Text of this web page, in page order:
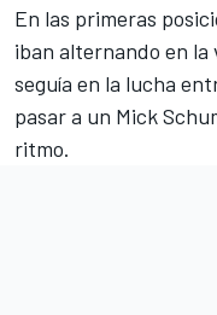
En las primeras
iban alternando en la
seguía en la lucha
pasar a un Mick
ritmo.